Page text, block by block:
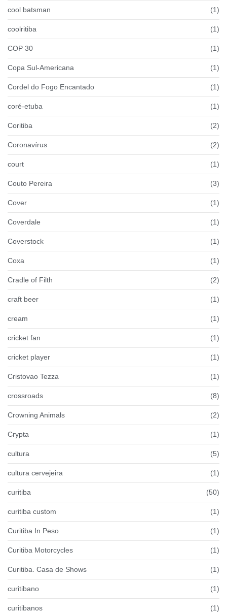
cool batsman (1)
coolritiba (1)
COP 30 (1)
Copa Sul-Americana (1)
Cordel do Fogo Encantado (1)
coré-etuba (1)
Coritiba (2)
Coronavírus (2)
court (1)
Couto Pereira (3)
Cover (1)
Coverdale (1)
Coverstock (1)
Coxa (1)
Cradle of Filth (2)
craft beer (1)
cream (1)
cricket fan (1)
cricket player (1)
Cristovao Tezza (1)
crossroads (8)
Crowning Animals (2)
Crypta (1)
cultura (5)
cultura cervejeira (1)
curitiba (50)
curitiba custom (1)
Curitiba In Peso (1)
Curitiba Motorcycles (1)
Curitiba. Casa de Shows (1)
curitibano (1)
curitibanos (1)